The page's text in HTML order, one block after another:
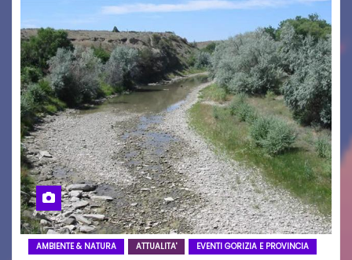
AMBIENTE & NATURA ATTUALITA' EVENTI GORIZIA E PROVINCIA